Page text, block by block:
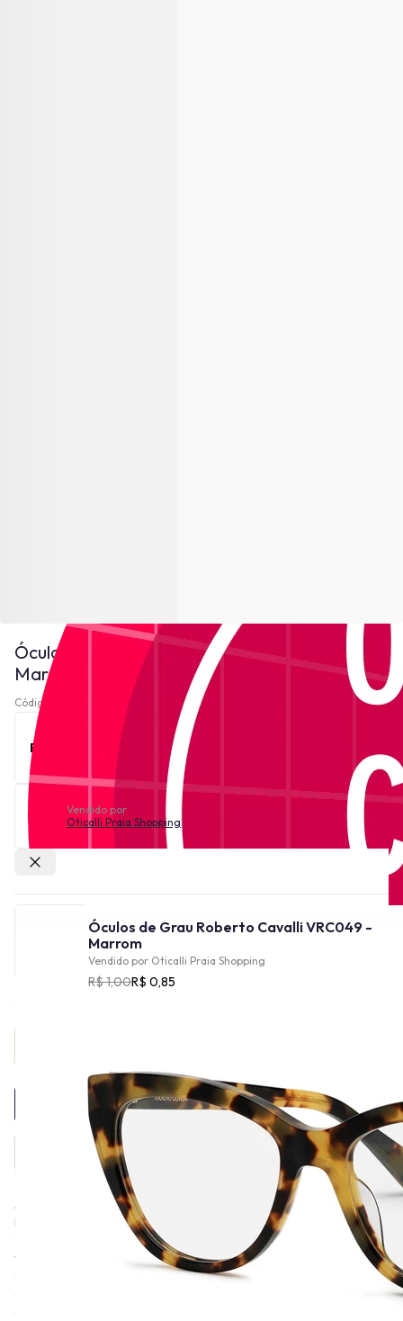
Óculos de Grau Roberto Cavalli VRC049 -
Marrom
Código 220287- Ver descrição
Este produto está indisponível no momento.
Vendido por
Oticalli Praia Shopping
Óculos de Grau Roberto Cavalli VRC049 -
Marrom
Vendido por Oticalli Praia Shopping
R$ 1,00R$ 0,85
Provador Virtual
A linha de óculos Roberto Cavalli tem uma história rica e ligada à
história da marca de moda italiana. A Roberto Cavalli, fundada em
1970, é conhecida pelas suas estampas de animais em couro e
tecidos, alta-costura, prêt-à-porter e acessórios, incluindo
óculos, relógios, sapatos, perfumes e joias. Os óculos de sol e de
grau Roberto Cavalli são conhecidos pela sua estética ousada e
glamourosa, e pela sua ligação ao estilo italiano e ao artesanato.